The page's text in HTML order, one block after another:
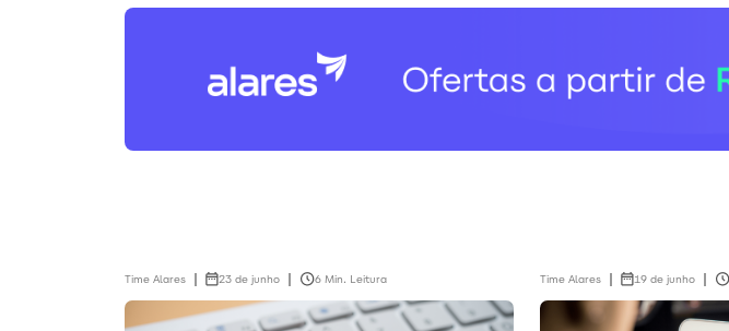
Time Alares 23 de junho 6 Min. Leitura Time Alares 19 de junho